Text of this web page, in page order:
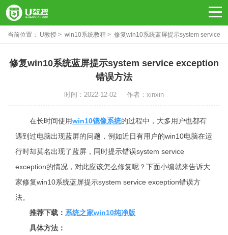
当前位置： U教授 win10系统教程 修复win10系统蓝屏提示system service
修复win10系统蓝屏提示system service exception
错误方法
时间：2022-12-02 作者：xinxin
在长时间使用win10镜像系统的过程中，大多用户也都有
遇到过电脑出现蓝屏的问题，例如近日有用户的win10电脑在运
行时却莫名出现了蓝屏，同时提示错误system service
exception的情况，对此应该怎么修复呢？下面小编就来告诉大
家修复win10系统蓝屏提示system service exception错误方
法。
推荐下载： 系统之家win10纯净版
具体方法：